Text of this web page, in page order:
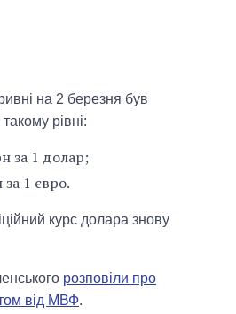
на 2 березня був
рівні:
за 1 долар;
1 євро.
курс долара знову
розповіли про
від МВФ.